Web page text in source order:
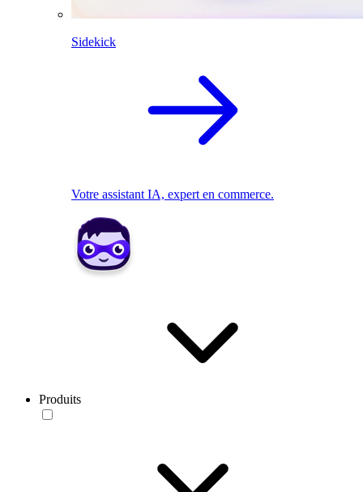
Sidekick
Votre assistant IA, expert en commerce.
Produits